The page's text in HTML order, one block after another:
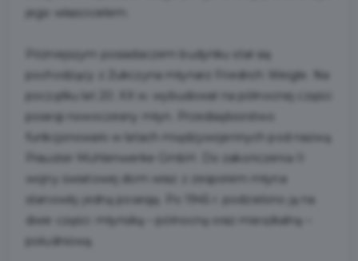
jego właścicielem.
Późniejszym posiadaczem budynku stał się
pochodzący z Żukczyna młynarz Friedrich Weigle. Na
początku lat 20. XX w. wybudował na północnej części
posesji nowoczesny młyn. Przedsiębiorstwo
funkcjonowało w latach międzywojennych pod nazwą
Prauster Mühlenwerke GmbH. Do zakończenia II
wojny światowej dom wraz z zespołem młyna
stanowiły jedną posesję. Po 1945 r. podzielono ją na
dwie części: młyńską – północną oraz mieszkalną –
południową.